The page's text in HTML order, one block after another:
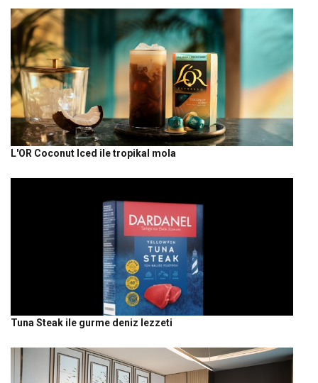
L'OR Coconut Iced ile tropikal mola
Tuna Steak ile gurme deniz lezzeti